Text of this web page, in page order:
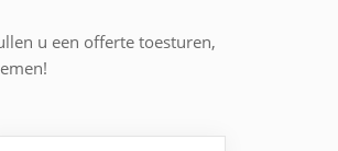
u een offerte toesturen,